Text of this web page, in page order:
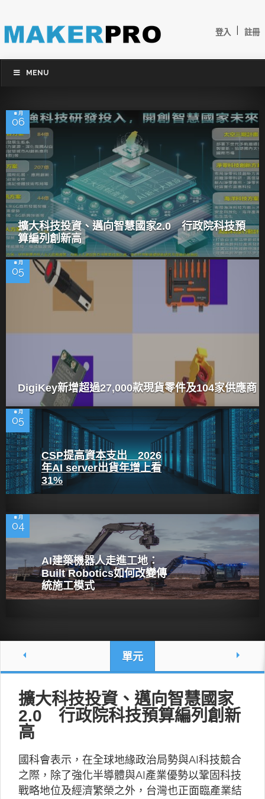
登入 註冊
MENU
8 月
06
擴大科技投資、邁向智慧國家2.0 行政院科技預
算編列創新高
8 月
05
DigiKey新增超過27,000款現貨零件及104家供應商
8 月
05
CSP提高資本支出 2026
年AI server出貨年增上看
31%
8 月
04
AI建築機器人走進工地：
Built Robotics如何改變傳
統施工模式
單元
擴大科技投資、邁向智慧國家
2.0 行政院科技預算編列創新
高
國科會表示，在全球地緣政治局勢與AI科技競合
之際，除了強化半導體與AI產業優勢以鞏固科技
戰略地位及經濟繁榮之外，台灣也正面臨產業結